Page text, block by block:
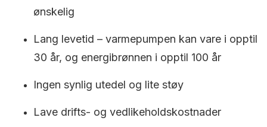
ønskelig
Lang levetid – varmepumpen kan vare i opptil
30 år, og energibrønnen i opptil 100 år
Ingen synlig utedel og lite støy
Lave drifts- og vedlikeholdskostnader